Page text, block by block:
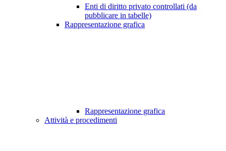
Enti di diritto privato controllati (da
pubblicare in tabelle)
Rappresentazione grafica
Rappresentazione grafica
Attività e procedimenti